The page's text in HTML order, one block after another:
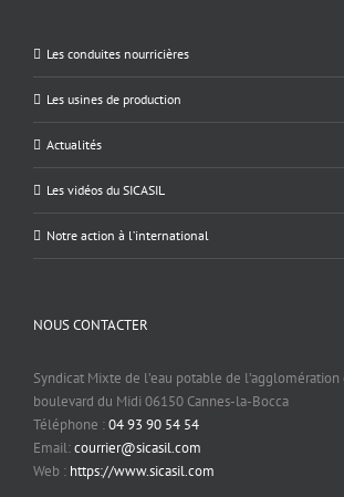
Les conduites nourricières
Les usines de production
Actualités
Les vidéos du SICASIL
Notre action à l’international
NOUS CONTACTER
Syndicat Mixte de l’eau potable de l’agglomération
boulevard du Midi 06150 Cannes-la-Bocca
Téléphone :04 93 90 54 54
Email:courrier@sicasil.com
Web : https://www.sicasil.com